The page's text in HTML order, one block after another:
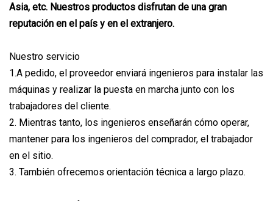
Asia, etc. Nuestros productos disfrutan de una gran
reputación en el país y en el extranjero.
Nuestro servicio
1.A pedido, el proveedor enviará ingenieros para instalar las
máquinas y realizar la puesta en marcha junto con los
trabajadores del cliente.
2. Mientras tanto, los ingenieros enseñarán cómo operar,
mantener para los ingenieros del comprador, el trabajador
en el sitio.
3. También ofrecemos orientación técnica a largo plazo.